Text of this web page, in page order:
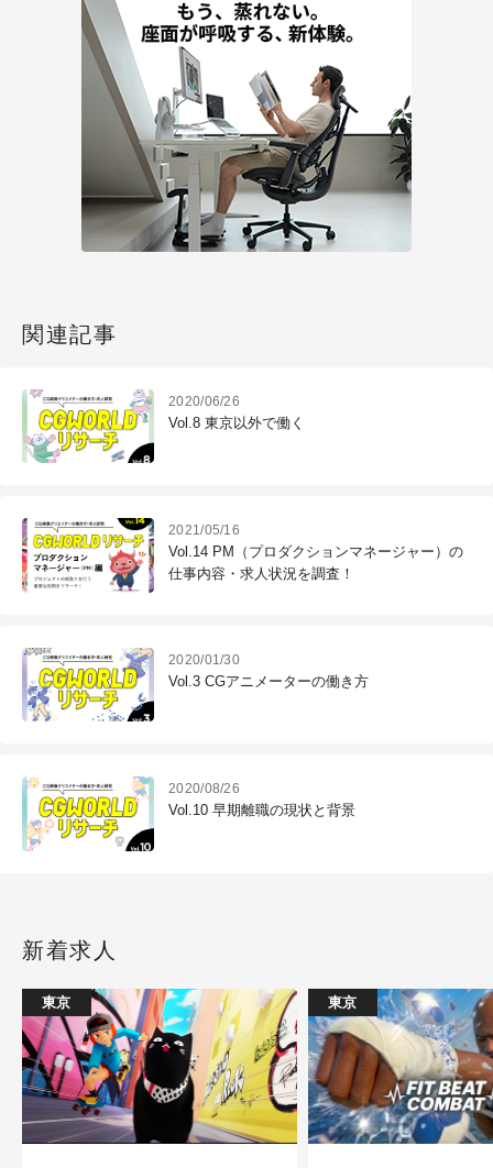
関連記事
2020/06/26
Vol.8 東京以外で働く
2021/05/16
Vol.14 PM（プロダクションマネージャー）の
仕事内容・求人状況を調査！
2020/01/30
Vol.3 CGアニメーターの働き方
2020/08/26
Vol.10 早期離職の現状と背景
新着求人
東京 東京